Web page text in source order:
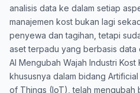
analisis data ke dalam setiap
manajemen kost bukan lagi
penyewa dan tagihan, tetapi
aset terpadu yang berbasis data
AI Mengubah Wajah Industri Kost
khususnya dalam bidang
of Things (IoT), telah